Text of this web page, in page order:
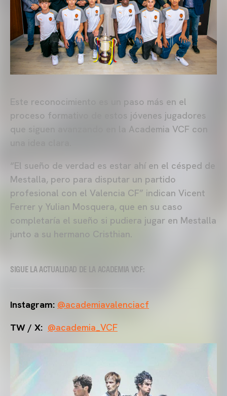
Este reconocimiento es un paso más en el
proceso formativo de estos jóvenes jugadores
que siguen avanzando en la Academia VCF con
una idea clara.
“El sueño de verdad es estar ahí en el césped de
Mestalla, pero para disputar un partido
profesional con el Valencia CF” indican Vicent
Ferrer y Yulian Mosquera, que en su caso
completaría el sueño si pudiera jugar en Mestalla
junto a su hermano Cristhian.
SIGUE LA ACTUALIDAD DE LA ACADEMIA VCF:
Instagram: @academiavalenciacf
TW / X: @academia_VCF